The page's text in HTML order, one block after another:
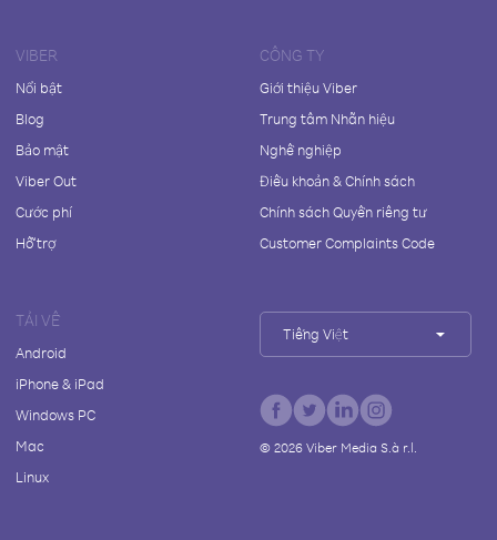
VIBER
Nổi bật
Blog
Bảo mật
Viber Out
Cước phí
Hỗ trợ
CÔNG TY
Giới thiệu Viber
Trung tâm Nhãn hiệu
Nghề nghiệp
Điều khoản & Chính sách
Chính sách Quyền riêng tư
Customer Complaints Code
TẢI VỀ
Android
iPhone & iPad
Windows PC
Mac
Linux
Tiếng Việt
© 2026Viber Media S.à r.l.